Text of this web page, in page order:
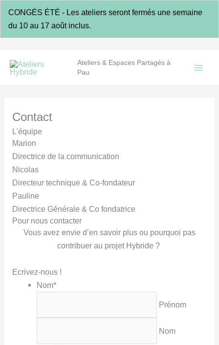
CONGÉS ÉTÉ - Les ateliers seront fermés une semaine
du 10 au 17 août inclus.
Ateliers & Espaces Partagés à
Pau
Contact
L'équipe
Marion
Directrice de la communication
Nicolas
Directeur technique & Co-fondateur
Pauline
Directrice Générale & Co fondatrice
Pour nous contacter
Vous avez envie d’en savoir plus ou pourquoi pas
contribuer au projet Hybride ?
Ecrivez-nous !
Nom*
Prénom
Nom